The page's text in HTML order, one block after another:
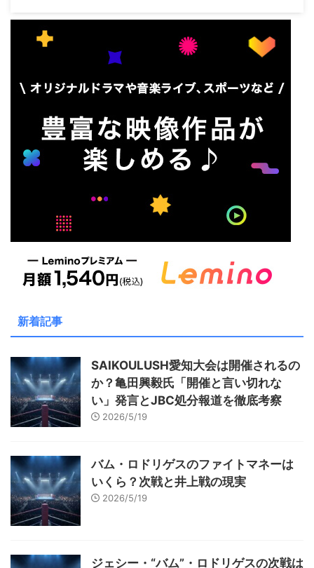
新着記事
SAIKOULUSH愛知大会は開催されるの
か？亀田興毅氏「開催と言い切れな
い」発言とJBC処分報道を徹底考察
2026/5/19
バム・ロドリゲスのファイトマネーは
いくら？次戦と井上戦の現実
2026/5/19
ジェシー・“バム”・ロドリゲスの次戦は